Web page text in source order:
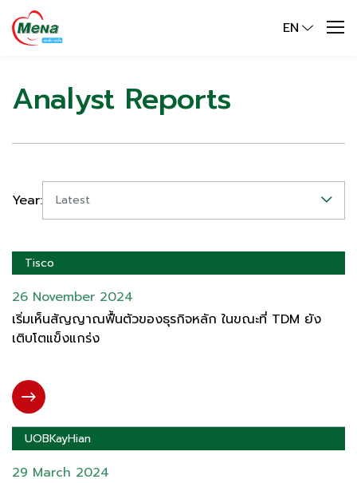
EN
Analyst Reports
Year: Latest
Tisco
26 November 2024
เริ่มเห็นสัญญาณฟื้นตัวของธุรกิจหลัก ในขณะที่ TDM ยัง
เติบโตแข็งแกร่ง
UOBKayHian
29 March 2024